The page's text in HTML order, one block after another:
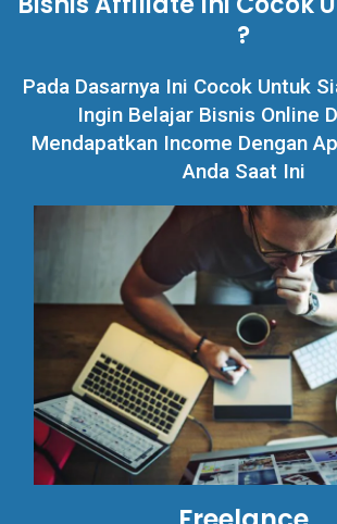
?
Pada Dasarnya Ini Cocok Untuk
Ingin Belajar Bisnis Online
Mendapatkan Income Dengan
Anda Saat Ini